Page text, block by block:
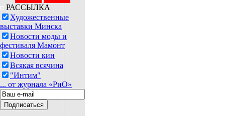
РАССЫЛКА
Художественные
выставки Минска
Новости моды и
фестиваля Мамонт
Новости кин
Всякая всячина
"Интим"
... от журнала «РиО»